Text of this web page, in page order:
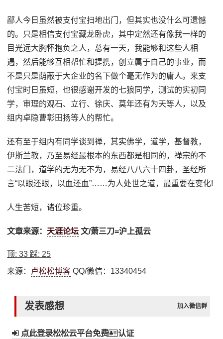
鄙人今日虽然被支付宝扫地出门，但其实也没什么可遗憾
的。只是相信支付宝藏龙卧虎，其中定然还有像我一样的
目光远大胸怀抱负之人，总有一天，我能够和这些人相
遇，然后能够互相帮忙和提携，创立属于自己的事业，而
不是只是荫蔽于大企业的名下做个毫无作为的庸人。来支
付宝时日虽短，也很感谢开发的七狼同学，测试的实初同
学，审理的观石、立行、徐庆、莫年还有为天等人，以及
组内卓隐曹彰田扬等人的帮忙。
还有至于组内有同学谈到禅，其实佛学，道学，基督教，
伊斯兰教，乃至易经最根本的东西都是相同的，禅宗的不
二法门，道学的无为无不为，易经八八六十四卦，圣经所
言“以眼还眼，以血还血”……为人处世之道，最重要在变化!
人生苦短，诸位珍重。
文章来源： 天涯论坛 文/萧三刀=沪上孤云
顶:33 踩: 25
来源： 卢松松博客 QQ/微信：13340454
发表感想 加入微信群
点此登录松松云平台免费 认证